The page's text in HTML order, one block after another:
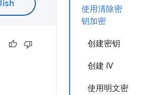
使用清除密
钥加密
创建密钥
创建 IV
使用明文密